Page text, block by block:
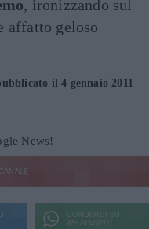
, ironizzando sul
affatto geloso
il 4 gennaio 2011
News!
CONDIVIDI SU
WHATSAPP